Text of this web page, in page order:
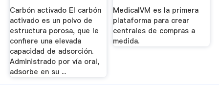
Carbón activado El carbón
activado es un polvo de
estructura porosa, que le
confiere una elevada
capacidad de adsorción.
Administrado por vía oral,
adsorbe en su ...
MedicalVM es la primera
plataforma para crear
centrales de compras a
medida.